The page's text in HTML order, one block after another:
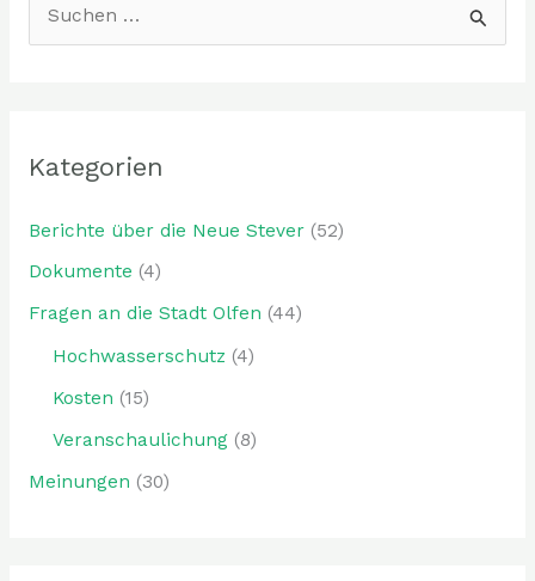
e
a
c
Kategorien
Berichte über die Neue Stever(52)
Dokumente (4)
Fragen an die Stadt Olfen (44)
Hochwasserschutz (4)
Kosten (15)
Veranschaulichung(8)
Meinungen (30)